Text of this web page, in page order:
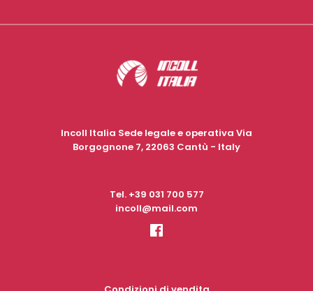
Incoll Italia Sede legale e operativa Via
Borgognone 7, 22063 Cantù - Italy
Tel. +39 031 700 577
incoll@mail.com